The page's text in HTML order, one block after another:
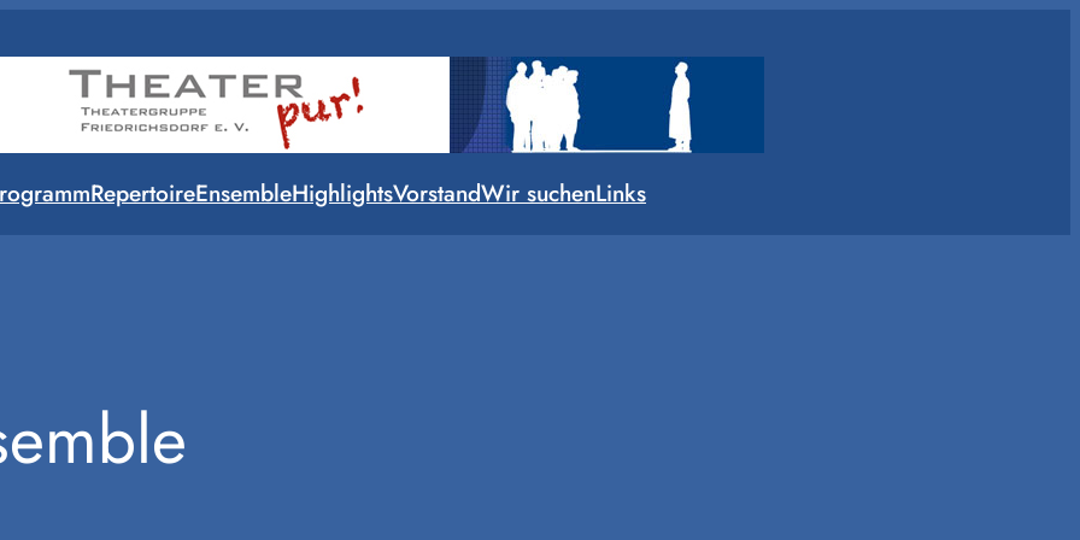
RepertoireEnsembleHighlightsVorstandWir suchenLinks